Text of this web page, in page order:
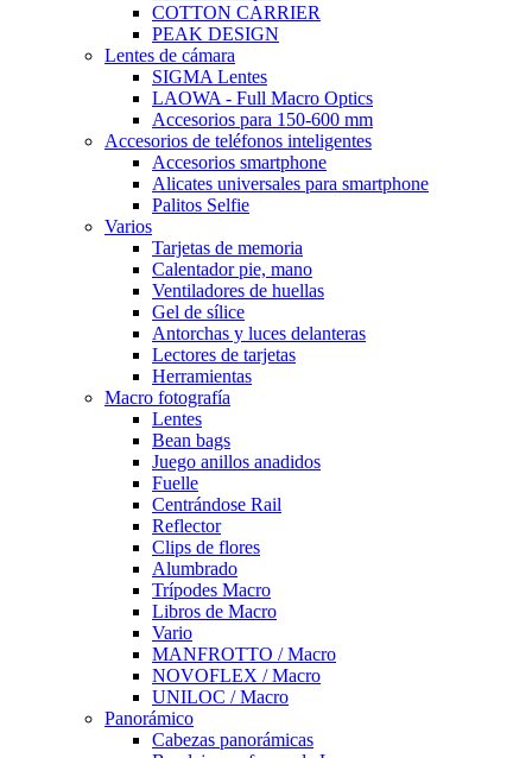
COTTON CARRIER
PEAK DESIGN
Lentes de cámara
SIGMA Lentes
LAOWA - Full Macro Optics
Accesorios para 150-600 mm
Accesorios de teléfonos inteligentes
Accesorios smartphone
Alicates universales para smartphone
Palitos Selfie
Varios
Tarjetas de memoria
Calentador pie, mano
Ventiladores de huellas
Gel de sílice
Antorchas y luces delanteras
Lectores de tarjetas
Herramientas
Macro fotografía
Lentes
Bean bags
Juego anillos anadidos
Fuelle
Centrándose Rail
Reflector
Clips de flores
Alumbrado
Trípodes Macro
Libros de Macro
Vario
MANFROTTO / Macro
NOVOFLEX / Macro
UNILOC / Macro
Panorámico
Cabezas panorámicas